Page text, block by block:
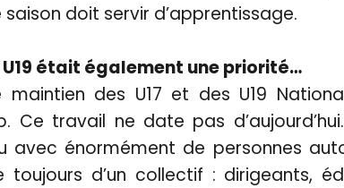
doit servir d’apprentissage.
U19 était également une priorité…
maintien des U17 et des U19
Ce travail ne date pas
avec énormément de personnes
d’un collectif : dirigeants,